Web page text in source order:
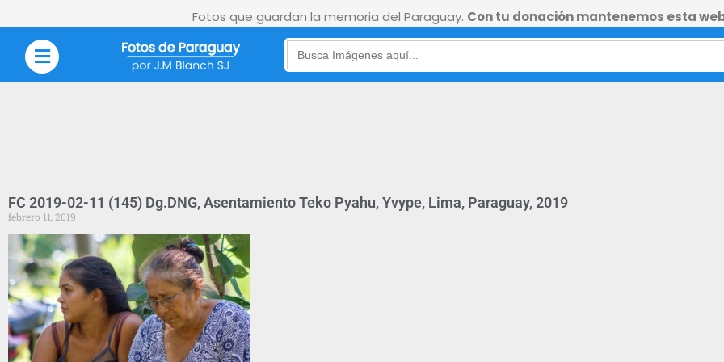
Fotos que guardan la memoria del Paraguay. Con tu donación mantenemos esta
Search
for:
FC 2019-02-11 (145) Dg.DNG, Asentamiento Teko Pyahu, Yvype, Lima, Paraguay, 2019
febrero 11, 2019